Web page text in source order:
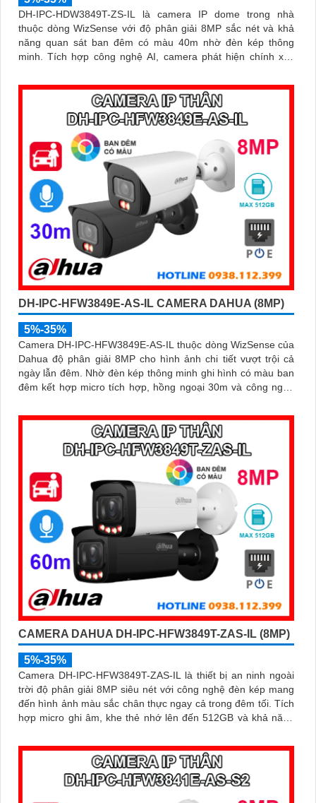
DH-IPC-HDW3849T-ZS-IL là camera IP dome trong nhà
thuộc dòng WizSense với độ phân giải 8MP sắc nét và khả
năng quan sát ban đêm có màu 40m nhờ đèn kép thông
minh. Tích hợp công nghệ AI, camera phát hiện chính xác
hỗ trợ đến 512GB đảm bảo lưu trữ linh hoạt và chi tiết, hỗ trợ
PoE tiện lợi đây là giải pháp giám sát an ninh hiệu quả
DH-IPC-HFW3849E-AS-IL CAMERA DAHUA (8MP)
5%-35%
Camera DH-IPC-HFW3849E-AS-IL thuộc dòng WizSense của
Dahua độ phân giải 8MP cho hình ảnh chi tiết vượt trội cả
ngày lẫn đêm. Nhờ đèn kép thông minh ghi hình có màu ban
đêm kết hợp micro tích hợp, hồng ngoại 30m và công nghệ
mật hiệu quả
CAMERA DAHUA DH-IPC-HFW3849T-ZAS-IL (8MP)
5%-35%
Camera DH-IPC-HFW3849T-ZAS-IL là thiết bị an ninh ngoài
trời độ phân giải 8MP siêu nét với công nghệ đèn kép mang
đến hình ảnh màu sắc chân thực ngay cả trong đêm tối. Tích
hợp micro ghi âm, khe thẻ nhớ lên đến 512GB và khả năng
xe, nâng cao hiệu quả giám sát với thiết kế chuẩn IP67 chống
bụi nước và hỗ trợ PoE giá rẻ